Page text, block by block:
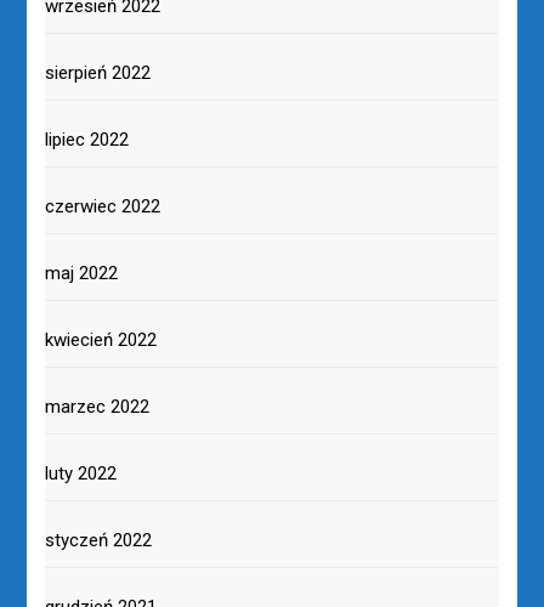
wrzesień 2022
sierpień 2022
lipiec 2022
czerwiec 2022
maj 2022
kwiecień 2022
marzec 2022
luty 2022
styczeń 2022